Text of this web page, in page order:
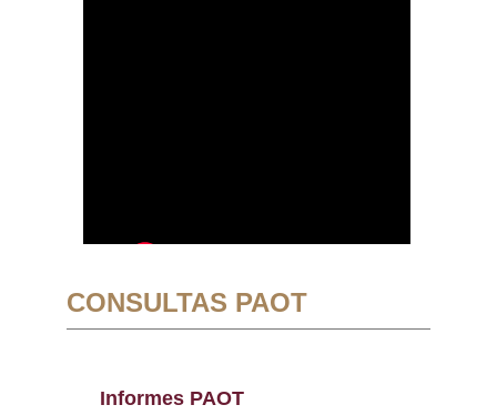
CONSULTAS PAOT
Informes PAOT